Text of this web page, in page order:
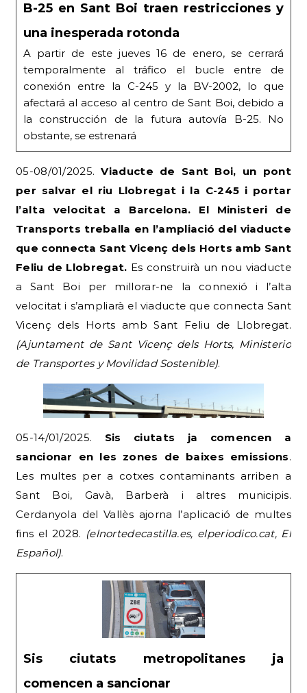
B-25 en Sant Boi traen restricciones y
una inesperada rotonda
A partir de este jueves 16 de enero, se cerrará
temporalmente al tráfico el bucle entre de
conexión entre la C-245 y la BV-2002, lo que
afectará al acceso al centro de Sant Boi, debido a
la construcción de la futura autovía B-25. No
obstante, se estrenará
05-08/01/2025.Viaducte de Sant Boi, un pont
per salvar el riu Llobregat i la C-245 i portar
l’alta velocitat a Barcelona. El Ministeri de
Transports treballa en l’ampliació del viaducte
que connecta Sant Vicenç dels Horts amb Sant
Feliu de Llobregat. Es construirà un nou viaducte
a Sant Boi per millorar-ne la connexió i l’alta
velocitat i s’ampliarà el viaducte que connecta Sant
Vicenç dels Horts amb Sant Feliu de Llobregat.
(Ajuntament de Sant Vicenç dels Horts, Ministerio
de Transportes y Movilidad Sostenible).
05-14/01/2025. Sis ciutats ja comencen a
sancionar en les zones de baixes emissions.
Les multes per a cotxes contaminants arriben a
Sant Boi, Gavà, Barberà i altres municipis.
Cerdanyola del Vallès ajorna l’aplicació de multes
fins el 2028. (elnortedecastilla.es, elperiodico.cat, El
Español).
Sis ciutats metropolitanes ja
comencen a sancionar